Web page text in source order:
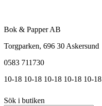
Bok & Papper AB
Torgparken, 696 30 Askersund
0583 711730
10-18 10-18 10-18 10-18 10-18
Sök i butiken